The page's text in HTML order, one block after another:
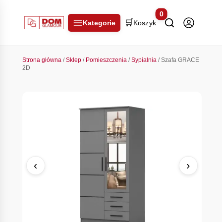
Kategorie 🛒 Koszyk
0
Strona główna/Sklep/ Pomieszczenia/Sypialnia/ Szafa GRACE
2D
‹ ›